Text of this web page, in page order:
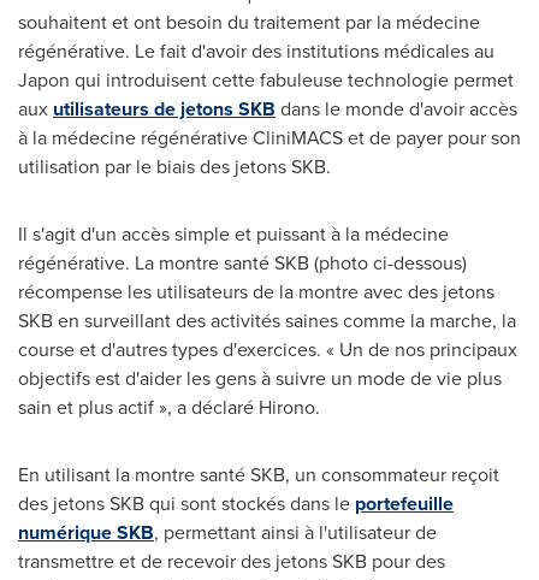
souhaitent et ont besoin du traitement par la médecine
régénérative. Le fait d'avoir des institutions médicales au
Japon qui introduisent cette fabuleuse technologie permet
aux utilisateurs de jetons SKB dans le monde d'avoir accès
à la médecine régénérative CliniMACS et de payer pour son
utilisation par le biais des jetons SKB.
Il s'agit d'un accès simple et puissant à la médecine
régénérative. La montre santé SKB (photo ci-dessous)
récompense les utilisateurs de la montre avec des jetons
SKB en surveillant des activités saines comme la marche, la
course et d'autres types d'exercices. « Un de nos principaux
objectifs est d'aider les gens à suivre un mode de vie plus
sain et plus actif », a déclaré Hirono.
En utilisant la montre santé SKB, un consommateur reçoit
des jetons SKB qui sont stockés dans le portefeuille
numérique SKB, permettant ainsi à l'utilisateur de
transmettre et de recevoir des jetons SKB pour des